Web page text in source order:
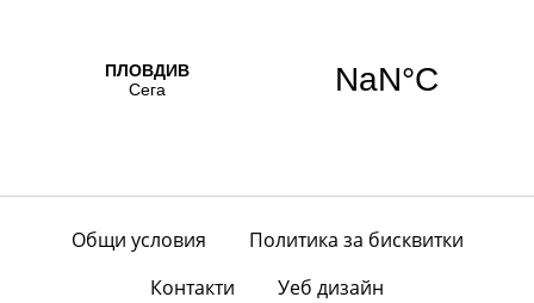
Общи условия
Политика за бисквитки
Контакти
Уеб дизайн